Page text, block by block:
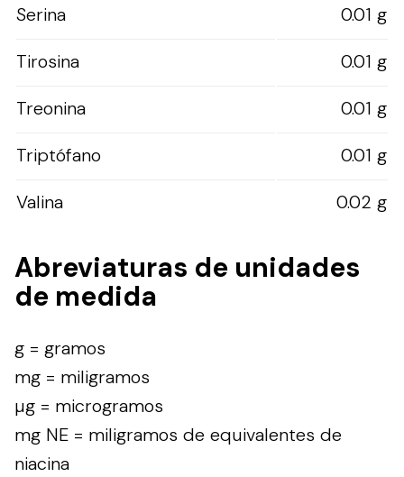
Serina
0.01 g
Tirosina
0.01 g
Treonina
0.01 g
Triptófano
0.01 g
Valina
0.02 g
Abreviaturas de unidades
de medida
g = gramos
mg = miligramos
µg = microgramos
mg NE = miligramos de equivalentes de
niacina